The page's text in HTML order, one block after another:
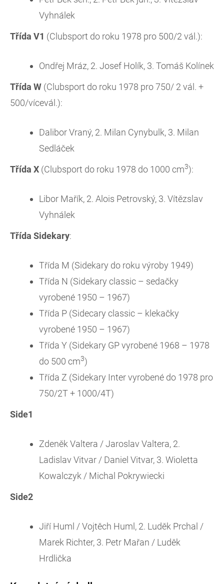
Vyhnálek
Třída V1 (Clubsport do roku 1978 pro 500/2 vál.):
Ondřej Mráz, 2. Josef Holík, 3. Tomáš Kolínek
Třída W (Clubsport do roku 1978 pro 750/ 2 vál. +
500/vícevál.):
Dalibor Vraný, 2. Milan Cynybulk, 3. Milan
Sedláček
Třída X (Clubsport do roku 1978 do 1000 cm3):
Libor Mařík, 2. Alois Petrovský, 3. Vítězslav
Vyhnálek
Třída Sidekary:
Třída M (Sidekary do roku výroby 1949)
Třída N (Sidekary classic – sedačky
vyrobené 1950 – 1967)
Třída P (Sidecary classic – klekačky
vyrobené 1950 – 1967)
Třída Y (Sidekary GP vyrobené 1968 – 1978
do 500 cm3)
Třída Z (Sidekary Inter vyrobené do 1978 pro
750/2T + 1000/4T)
Side1
Zdeněk Valtera / Jaroslav Valtera, 2.
Ladislav Vitvar / Daniel Vitvar, 3. Wioletta
Kowalczyk / Michal Pokrywiecki
Side2
Jiří Huml / Vojtěch Huml, 2. Luděk Prchal /
Marek Richter, 3. Petr Mařan / Luděk
Hrdlička